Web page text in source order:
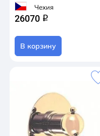
Чехия
26070 q
В корзину